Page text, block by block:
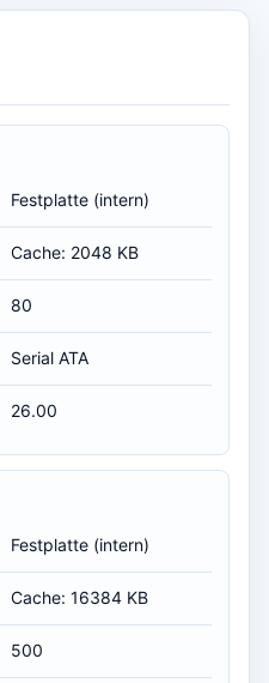
Festplatte (intern)
Cache: 2048 KB
80
Serial ATA
26.00
Festplatte (intern)
Cache: 16384 KB
500